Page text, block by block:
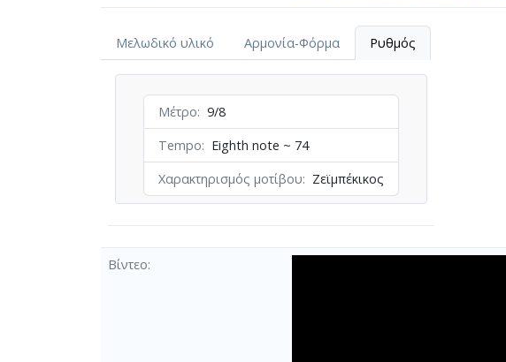
Μελωδικό υλικό Αρμονία-Φόρμα Ρυθμός
Μέτρο
9/8
Tempo
Eighth note ~ 74
Χαρακτηρισμός μοτίβου
Ζεϊμπέκικος
Βίντεο